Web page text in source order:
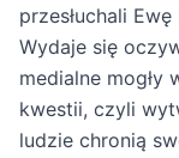
przesłuchali
Wydaje się
medialne mogły
kwestii, czyli
ludzie chronią